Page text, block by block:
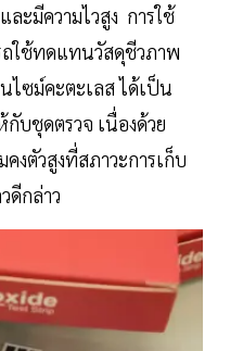
ละมีความไวสูง การใช้
ใช้ทดแทนวัสดุชีวภาพ
ไซม์คะตะเลส ได้เป็น
กับชุดตรวจ เนื่องด้วย
งตัวสูงที่สภาวะการเก็บ
ดีกล่าว